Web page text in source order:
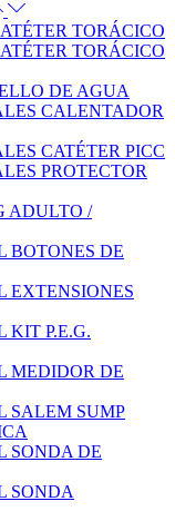
TORÁCICO
TORÁCICO
DE AGUA
CALENTADOR
CATÉTER PICC
PROTECTOR
ADULTO /
BOTONES DE
EXTENSIONES
KIT P.E.G.
MEDIDOR DE
SALEM SUMP
SONDA DE
SONDA